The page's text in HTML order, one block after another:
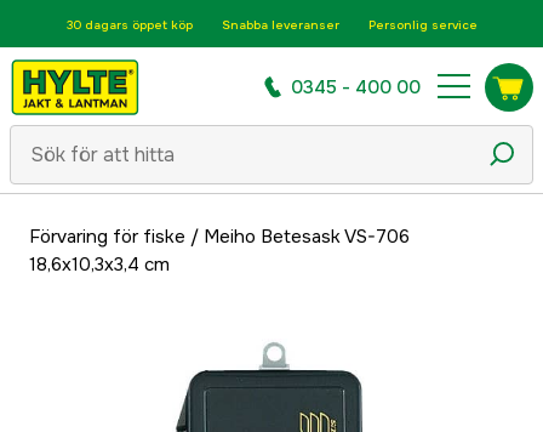
30 dagars öppet köp Snabba leveranser Personlig service
0345 - 400 00
Förvaring för fiske / Meiho Betesask VS-706
18,6x10,3x3,4 cm